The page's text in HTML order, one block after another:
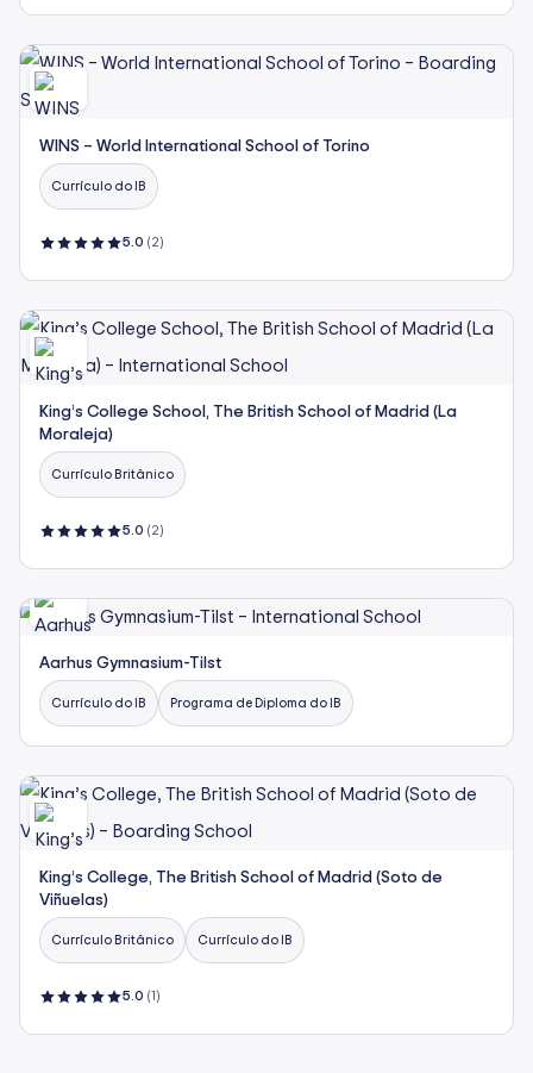
WINS – World International School of Torino
Currículo do IB
5.0 (2)
King’s College School, The British School of Madrid (La
Moraleja)
Currículo Britânico
5.0 (2)
Aarhus Gymnasium-Tilst
Currículo do IB Programa de Diploma do IB
King’s College, The British School of Madrid (Soto de
Viñuelas)
Currículo Britânico Currículo do IB
5.0 (1)